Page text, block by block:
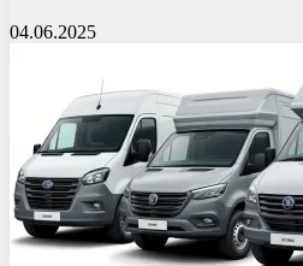
04.06.2025